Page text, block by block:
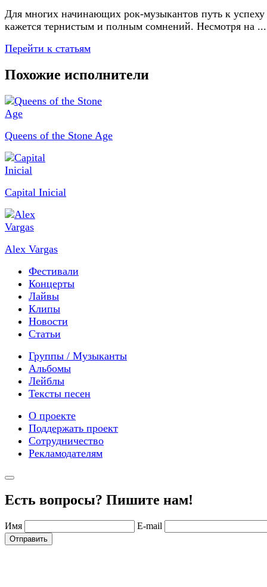
Для многих начинающих рок-музыкантов путь к успеху
кажется тернистым и полным сомнений. Несмотря на ...
Перейти к статьям
Похожие исполнители
Queens of the Stone Age
Capital Inicial
Alex Vargas
Фестивали
Концерты
Лайвы
Клипы
Новости
Статьи
Группы / Музыканты
Альбомы
Лейблы
Тексты песен
О проекте
Поддержать проект
Сотрудничество
Рекламодателям
Есть вопросы? Пишите нам!
Имя E-mail